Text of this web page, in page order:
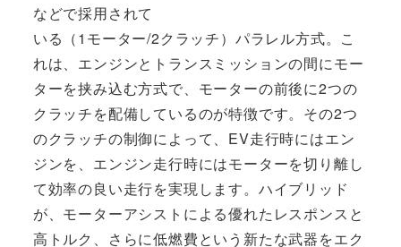
などで採用されて
いる（1モーター/2クラッチ）パラレル方式。こ
れは、エンジンとトランスミッションの間にモー
ターを挟み込む方式で、モーターの前後に2つの
クラッチを配備しているのが特徴です。その2つ
のクラッチの制御によって、EV走行時にはエン
ジンを、エンジン走行時にはモーターを切り離し
て効率の良い走行を実現します。ハイブリッド
が、モーターアシストによる優れたレスポンスと
高トルク、さらに低燃費という新たな武器をエク